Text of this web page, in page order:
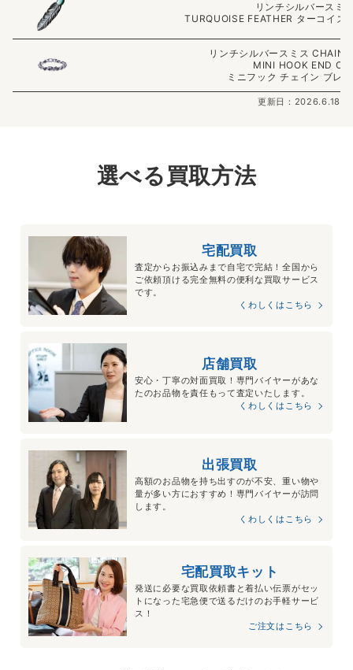
リンチシルバースミ
TURQUOISE FEATHER ターコイズ
リンチシルバースミス CHAIN
MINI HOOK END
ミニフック チェイン ブレ
更新日：2026.6.18
選べる買取方法
宅配買取
査定からお振込みまで自宅で完結！全国から
ご依頼頂ける完全無料の便利な買取サービス
です。
くわしくはこちら
店舗買取
安心・丁寧の対面買取！専門バイヤーがあな
たのお品物を責任もって査定いたします。
くわしくはこちら
出張買取
高額のお品物を持ち出すのが不安、重い物や
量が多い方におすすめ！専門バイヤーが訪問
します。
くわしくはこちら
宅配買取キット
発送に必要な買取依頼書と着払い伝票がセッ
トになった宅急便で送るだけのお手軽サービ
ス！
ご注文はこちら